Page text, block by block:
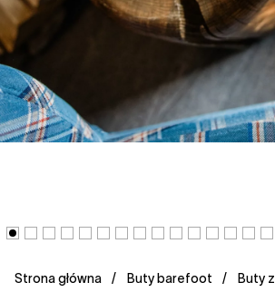
Strona główna Buty barefoot Buty